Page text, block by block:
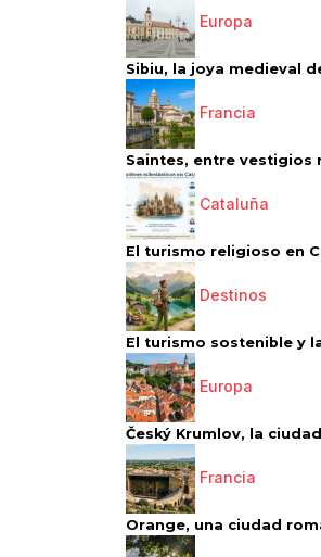
Europa
Sibiu, la joya medieval
Francia
Saintes, entre vestigios
Cataluña
El turismo religioso en
Destinos
El turismo sostenible y
Europa
Český Krumlov, la
Francia
Orange, una ciudad